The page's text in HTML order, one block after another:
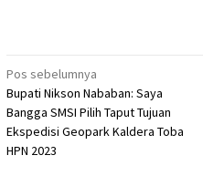
Navigasi
pos
Pos sebelumnya
Bupati Nikson Nababan: Saya
Bangga SMSI Pilih Taput Tujuan
Ekspedisi Geopark Kaldera Toba
HPN 2023